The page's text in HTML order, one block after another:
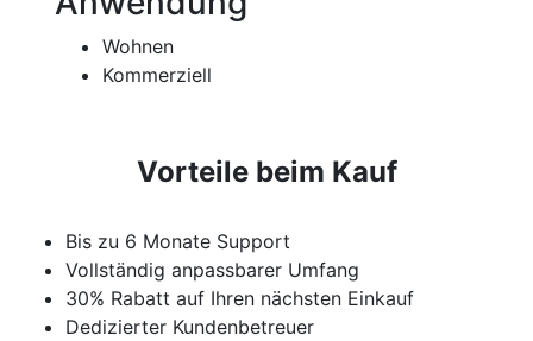
Wohnen
Kommerziell
Vorteile beim Kauf
Bis zu 6 Monate Support
Vollständig anpassbarer Umfang
30% Rabatt auf Ihren nächsten Einkauf
Dedizierter Kundenbetreuer